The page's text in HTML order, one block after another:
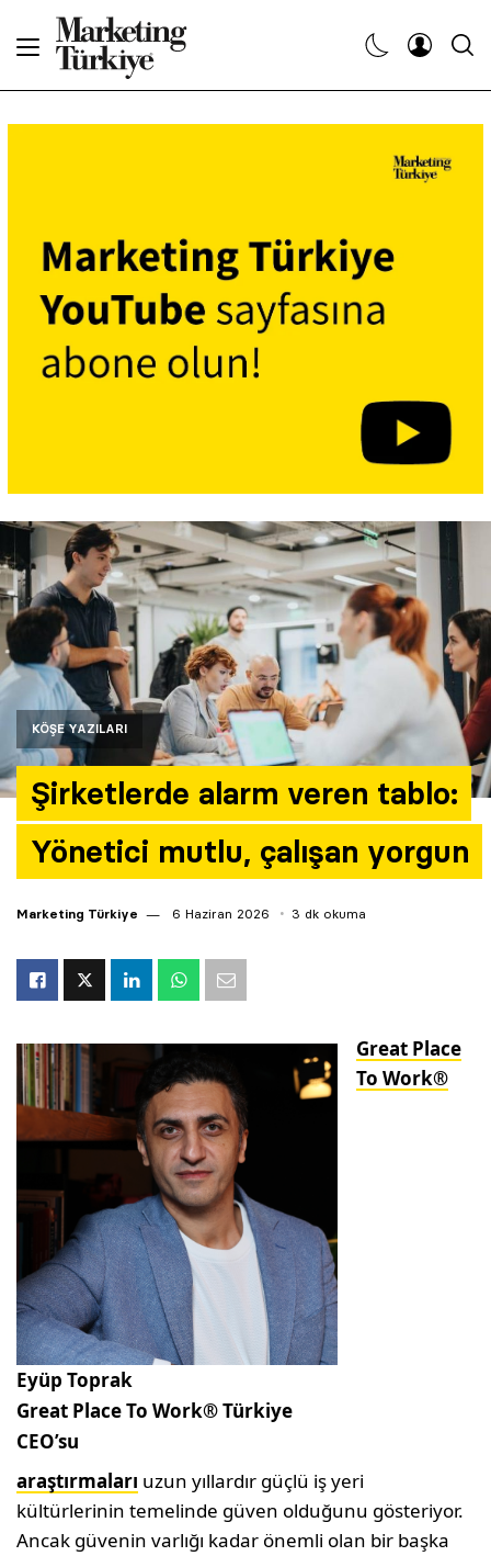
KÖŞE YAZILARI
Şirketlerde alarm veren tablo:
Yönetici mutlu, çalışan yorgun
Marketing Türkiye 6 Haziran 2026 3 dk okuma
Eyüp Toprak
Great Place To Work® Türkiye
CEO’su
Great Place
To Work®
araştırmaları uzun yıllardır güçlü iş yeri
kültürlerinin temelinde güven olduğunu gösteriyor.
Ancak güvenin varlığı kadar önemli olan bir başka
Dergiler
Etkinlikler
Araştırma